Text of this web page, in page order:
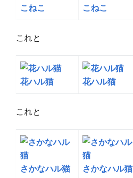
こねこ こねこ
これと
花ハル猫 花ハル猫
これと
さかなハル猫 さかなハル猫